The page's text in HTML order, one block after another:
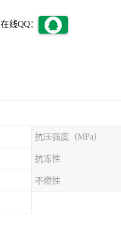
在线QQ：
抗压强度（MPa）
抗冻性
不燃性